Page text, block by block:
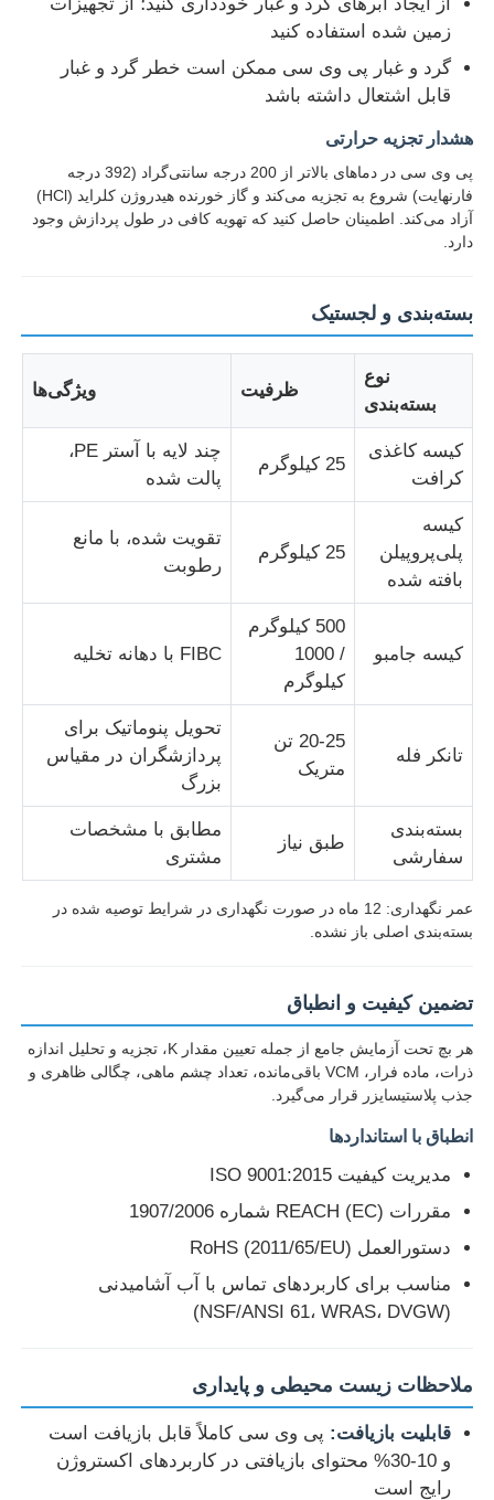
زمین شده استفاده کنید
گرد و غبار پی وی سی ممکن است خطر گرد و غبار
قابل اشتعال داشته باشد
هشدار تجزیه حرارتی
پی وی سی در دماهای بالاتر از 200 درجه سانتی‌گراد (392 درجه
فارنهایت) شروع به تجزیه می‌کند و گاز خورنده هیدروژن کلراید (HCl)
آزاد می‌کند. اطمینان حاصل کنید که تهویه کافی در طول پردازش وجود
دارد.
بسته‌بندی و لجستیک
نوع
بسته‌بندی
ظرفیت ویژگی‌ها
کیسه کاغذی
کرافت
25 کیلوگرم
چند لایه با آستر PE،
پالت شده
کیسه
پلی‌پروپیلن
بافته شده
25 کیلوگرم
تقویت شده، با مانع
رطوبت
کیسه جامبو
500 کیلوگرم
/ 1000
کیلوگرم
FIBC با دهانه تخلیه
تانکر فله
20-25 تن
متریک
تحویل پنوماتیک برای
پردازشگران در مقیاس
بزرگ
بسته‌بندی
سفارشی
طبق نیاز
مطابق با مشخصات
مشتری
عمر نگهداری: 12 ماه در صورت نگهداری در شرایط توصیه شده در
بسته‌بندی اصلی باز نشده.
تضمین کیفیت و انطباق
هر بچ تحت آزمایش جامع از جمله تعیین مقدار K، تجزیه و تحلیل اندازه
ذرات، ماده فرار، VCM باقی‌مانده، تعداد چشم ماهی، چگالی ظاهری و
جذب پلاستیسایزر قرار می‌گیرد.
انطباق با استانداردها
مدیریت کیفیت ISO 9001:2015
مقررات REACH (EC) شماره 1907/2006
دستورالعمل RoHS (2011/65/EU)
مناسب برای کاربردهای تماس با آب آشامیدنی
(NSF/ANSI 61، WRAS، DVGW)
ملاحظات زیست محیطی و پایداری
قابلیت بازیافت: پی وی سی کاملاً قابل بازیافت است
و 10-30% محتوای بازیافتی در کاربردهای اکستروژن
رایج است